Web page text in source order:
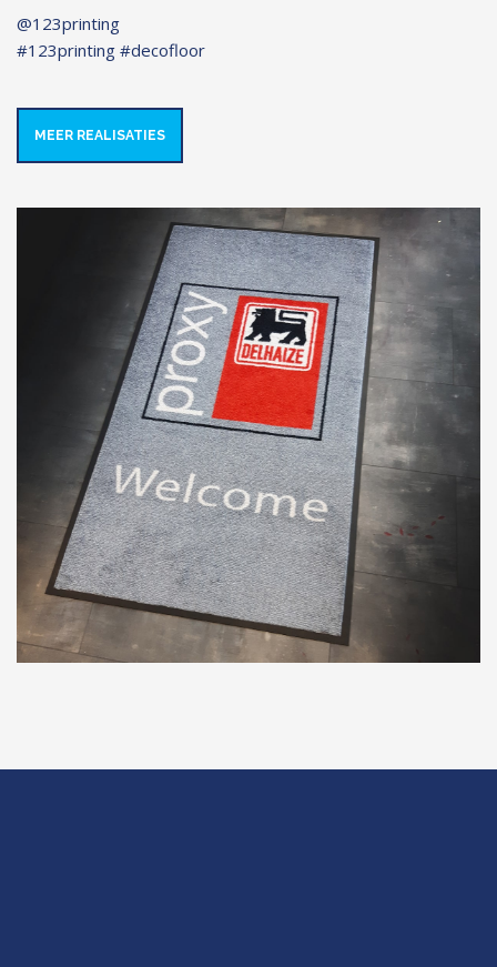
@123printing
#123printing #decofloor
MEER REALISATIES